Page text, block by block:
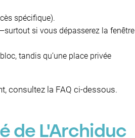
spécifique).
si vous dépasserez la fenêtre
tandis qu’une place privée
consultez la FAQ ci-dessous.
de L'Archiduc